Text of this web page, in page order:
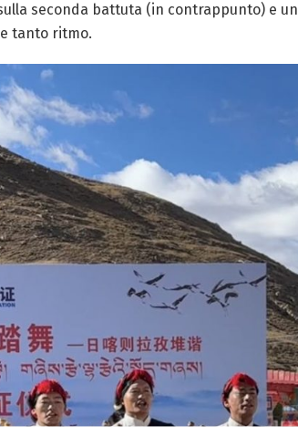
seconda battuta (in contrappunto) e
tanto ritmo.